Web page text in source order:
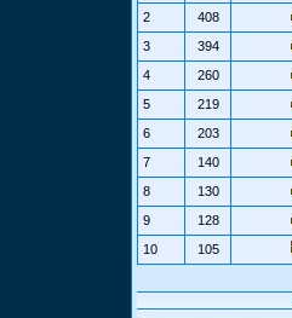
2
408
3
394
4
260
5
219
6
203
7
140
8
130
9
128
10
105